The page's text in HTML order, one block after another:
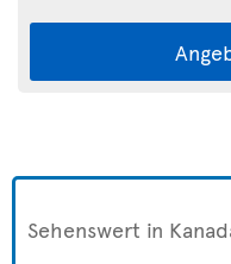
Sehenswert in